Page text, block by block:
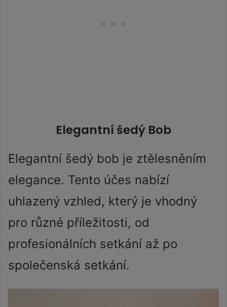
Elegantní šedý Bob
Elegantní šedý bob je ztělesněním
elegance. Tento účes nabízí
uhlazený vzhled, který je vhodný
pro různé příležitosti, od
profesionálních setkání až po
společenská setkání.